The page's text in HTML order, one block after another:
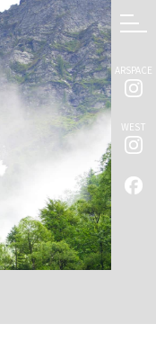
ARSPACE
WEST